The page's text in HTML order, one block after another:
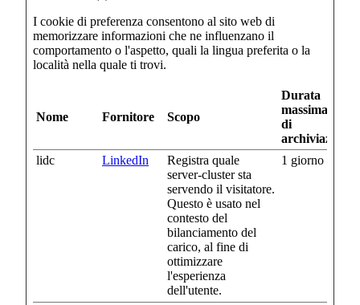
I cookie di preferenza consentono al sito web di
memorizzare informazioni che ne influenzano il
comportamento o l'aspetto, quali la lingua preferita o la
località nella quale ti trovi.
Nome Fornitore Scopo
Durata
massima
di
archiviazione
lidc
LinkedIn
Registra quale
server-cluster sta
servendo il visitatore.
Questo è usato nel
contesto del
bilanciamento del
carico, al fine di
ottimizzare
l'esperienza
dell'utente.
1 giorno